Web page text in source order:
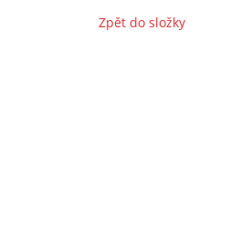
Zpět do složky